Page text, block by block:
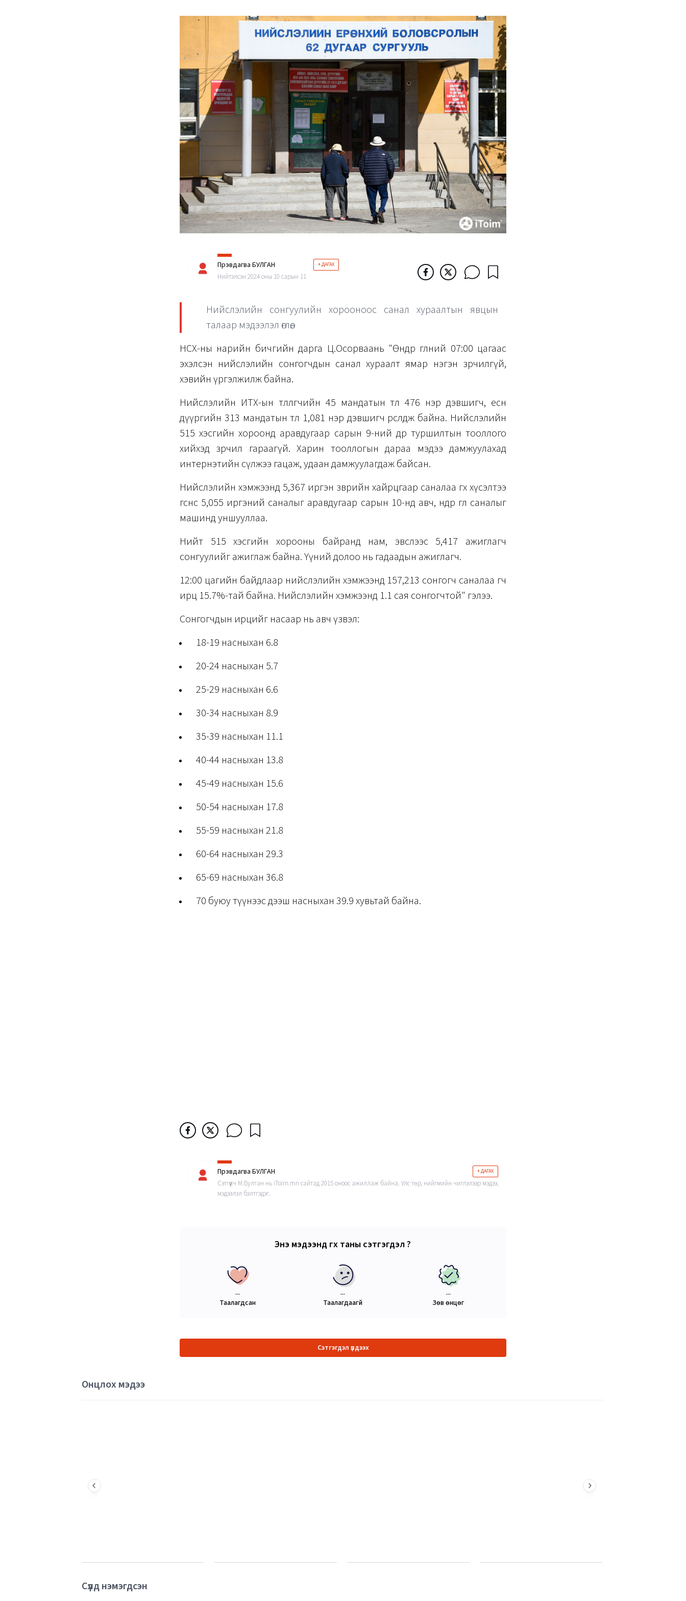
Пүрэвдагва БУЛГАН + ДАГАХ
Нийтэлсэн 2024 оны 10 сарын 11
Нийслэлийн сонгуулийн хорооноос санал хураалтын явцын
талаар мэдээлэл өглөө.
НСХ-ны нарийн бичгийн дарга Ц.Осорваань "Өнөөдөр өглөөний 07:00 цагаас
эхэлсэн нийслэлийн сонгогчдын санал хураалт ямар нэгэн зөрчилгүй,
хэвийн үргэлжилж байна.
Нийслэлийн ИТХ-ын төлөөлөгчийн 45 мандатын төлөө 476 нэр дэвшигч, есөн
дүүргийн 313 мандатын төлөө 1,081 нэр дэвшигч өрсөлдөж байна. Нийслэлийн
515 хэсгийн хороонд аравдугаар сарын 9-ний өдөр туршилтын тооллого
хийхэд зөрчил гараагүй. Харин тооллогын дараа мэдээ дамжуулахад
интернэтийн сүлжээ гацаж, удаан дамжуулагдаж байсан.
Нийслэлийн хэмжээнд 5,367 иргэн зөөврийн хайрцгаар саналаа өгөх хүсэлтээ
өгснөөс 5,055 иргэний саналыг аравдугаар сарын 10-нд авч, өнөөдөр өглөө саналыг
машинд уншууллаа.
Нийт 515 хэсгийн хорооны байранд нам, эвслээс 5,417 ажиглагч
сонгуулийг ажиглаж байна. Үүний долоо нь гадаадын ажиглагч.
12:00 цагийн байдлаар нийслэлийн хэмжээнд 157,213 сонгогч саналаа өгч
ирц 15.7%-тай байна. Нийслэлийн хэмжээнд 1.1 сая сонгогчтой" гэлээ.
Сонгогчдын ирцийг насаар нь авч үзвэл:
18-19 насныхан 6.8
20-24 насныхан 5.7
25-29 насныхан 6.6
30-34 насныхан 8.9
35-39 насныхан 11.1
40-44 насныхан 13.8
45-49 насныхан 15.6
50-54 насныхан 17.8
55-59 насныхан 21.8
60-64 насныхан 29.3
65-69 насныхан 36.8
70 буюу түүнээс дээш насныхан 39.9 хувьтай байна.
Пүрэвдагва БУЛГАН + ДАГАХ
Сэтгүүлч М.Булган нь iToim.mn сайтад 2015 оноос ажиллаж байна. Улс төр, нийгмийн чиглэлээр мэдээ,
мэдээлэл бэлтгэдэг.
Энэ мэдээнд өгөх таны сэтгэгдэл ?
...
Таалагдсан
...
Таалагдаагүй
...
Зөв өнцөг
Сэтгэгдэл үлдээх
Онцлох мэдээ
Сүүлд нэмэгдсэн